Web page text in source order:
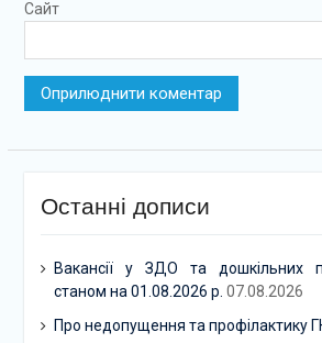
Сайт
Останні дописи
Вакансії у ЗДО та дошкільних
станом на 01.08.2026 р. 07.08.2026
Про недопущення та профілактику